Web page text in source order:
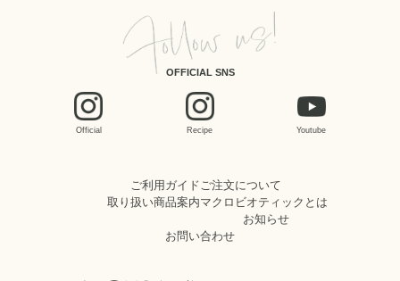
OFFICIAL SNS
Official Recipe Youtube
ご利用ガイドご注文について
取り扱い商品案内マクロビオティックとは
お知らせ
お問い合わせ